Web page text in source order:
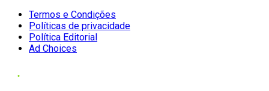
Termos e Condições
Políticas de privacidade
Política Editorial
Ad Choices